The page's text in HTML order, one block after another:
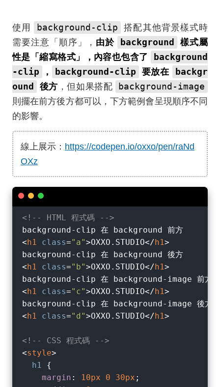
使用 background-clip
搭配其他背景樣式時
需要注意「順序」， 由於 background
樣式屬
性是「縮寫格式」，內容也包含了
background
-clip
， background-clip 要放在
backgr
ound
後方 ，但如果搭配 background-image
則擺在前方後方都可以，下方範例會呈現順序不同
的影響。
線上展示： https://codepen.io/oxxo/pen/raNd
OXz
<!-- HTML 程式碼 -->
<h1 class="a">OXXO.STUDIO</h1>
<h1 class="b">OXXO.STUDIO</h1>
<h1 class="c">OXXO.STUDIO</h1>
<h1 class="d">OXXO.STUDIO</h1>
<!-- CSS 程式碼 -->
<style>
h1 {
margin : 10px 0 30px ;